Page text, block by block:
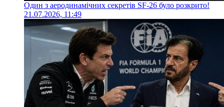
Один з аеродинамічних секретів SF-26 було розкрито!
21.07.2026, 11:49